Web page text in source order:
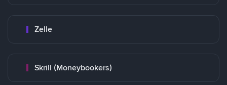
Zelle
Skrill (Moneybookers)